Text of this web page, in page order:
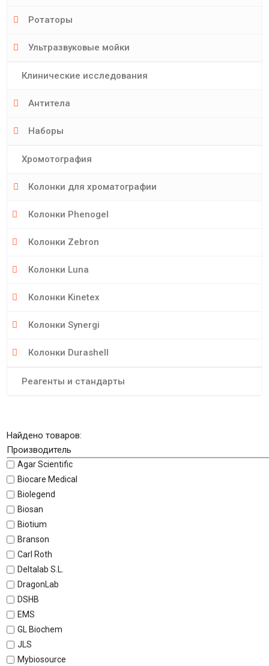
Ротаторы
Ультразвуковые мойки
Клинические исследования
Антитела
Наборы
Хромотография
Колонки для хроматографии
Колонки Phenogel
Колонки Zebron
Колонки Luna
Колонки Kinetex
Колонки Synergi
Колонки Durashell
Реагенты и стандарты
Найдено товаров:
Производитель
Agar Scientific
Biocare Medical
Biolegend
Biosan
Biotium
Branson
Carl Roth
Deltalab S.L.
DragonLab
DSHB
EMS
GL Biochem
JLS
Mybiosource